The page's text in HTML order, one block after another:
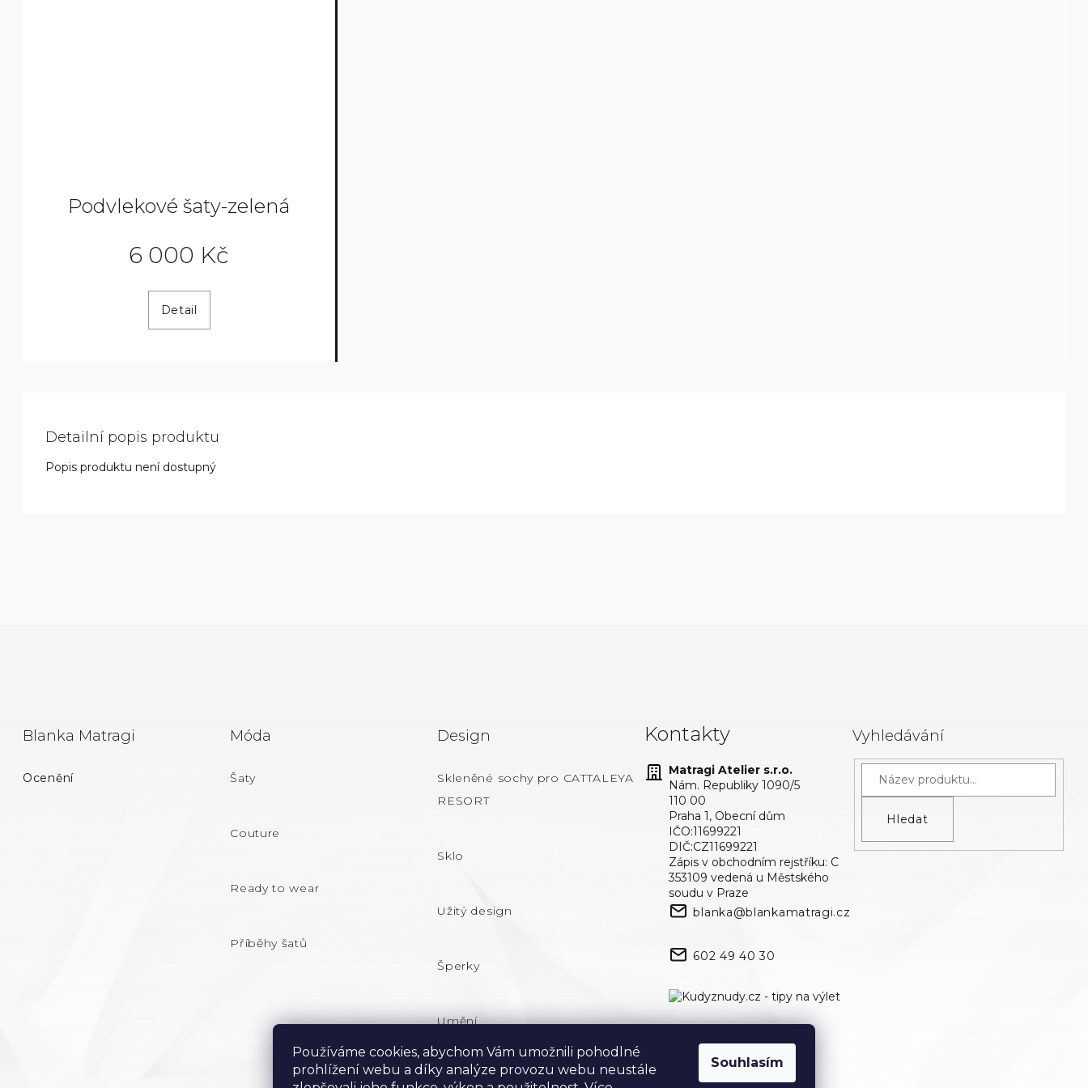
Používáme cookies, abychom Vám umožnili pohodlné
prohlížení webu a díky analýze provozu webu neustále
Souhlasím
Podvlekové šaty-zelená
6 000 Kč
Detail
Detailní popis produktu
Popis produktu není dostupný
Blanka Matragi
Ocenění
Móda
Šaty
Couture
Ready to wear
Příběhy šatů
Design
Skleněné sochy pro CATTALEYA
RESORT
Sklo
Užitý design
Šperky
Umění
Kontakty
Matragi Atelier s.r.o.
Nám. Republiky 1090/5
110 00
Praha 1, Obecní dům
IČO:11699221
DIČ:CZ11699221
Zápis v obchodním rejstříku: C
353109 vedená u Městského
soudu v Praze
blanka@blankamatragi.cz
602 49 40 30
Vyhledávání
Hledat